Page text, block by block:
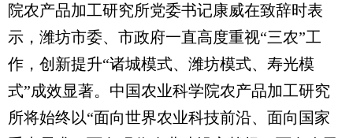
院农产品加工研究所党委书记康威在致辞时表
示，潍坊市委、市政府一直高度重视“三农”工
作，创新提升“诸城模式、潍坊模式、寿光模
式”成效显著。中国农业科学院农产品加工研究
所将始终以“面向世界农业科技前沿、面向国家